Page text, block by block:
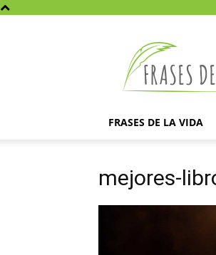
FRASES DE LA VIDA
mejores-